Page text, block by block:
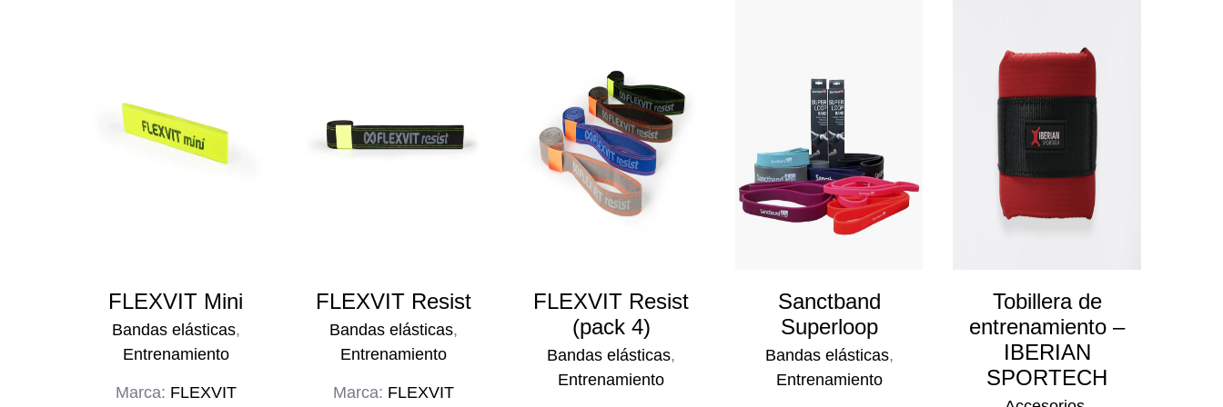
FLEXVIT Mini
Bandas elásticas,
Entrenamiento
Marca: FLEXVIT
FLEXVIT Resist
Bandas elásticas,
Entrenamiento
Marca: FLEXVIT
FLEXVIT Resist
(pack 4)
Bandas elásticas,
Entrenamiento
Sanctband
Superloop
Bandas elásticas,
Entrenamiento
Tobillera de
entrenamiento –
IBERIAN
SPORTECH